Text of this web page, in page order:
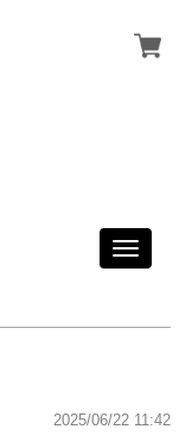
Toggle
2025/06/22 11:42